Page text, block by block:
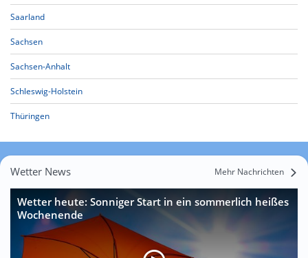
Saarland
Sachsen
Sachsen-Anhalt
Schleswig-Holstein
Thüringen
Wetter News Mehr Nachrichten
Wetter heute: Sonniger Start in ein sommerlich heißes
Wochenende